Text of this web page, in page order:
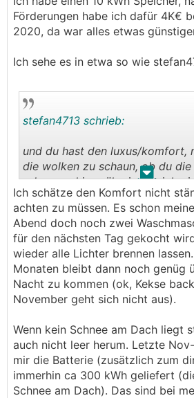
Huch? Ohne Speicher 1,71€
P.S.: Wie, glaubt ihr, sähe wohl
Sonnenschein aus?
Förderungen habe ich dafür 4K€
2020, da war alles etwas
Ich sehe es in etwa so wie
. .
stefan4713 schrieb:
und du hast den luxus/komfort,
die wolken zu schaun, ob du
oder geschirrspüler in betrieb
die batterie puffert dir den
bedarf durch und bei uns sogar
Ich schätze den Komfort nicht
achten zu müssen. Es schon
Abend doch noch zwei
für den nächsten Tag gekocht
wieder alle Lichter brennen
Monaten bleibt dann noch genüg
Nacht zu kommen (ok, Kekse
November geht sich nicht aus).
Wenn kein Schnee am Dach liegt
auch nicht leer herum. Letzte
mir die Batterie (zusätzlich zum
immerhin ca 300 kWh geliefert
Schnee am Dach). Das sind bei